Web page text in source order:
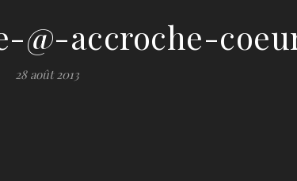
@-accroche-
28 août 2013